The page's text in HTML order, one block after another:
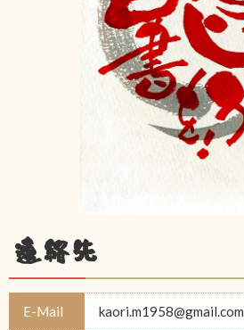
連絡先
E-Mail kaori.m1958@gmail.com